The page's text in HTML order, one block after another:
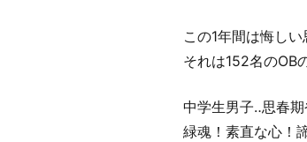
この1年間は悔し
それは152名のOB
中学生男子‥思春
緑魂！素直な心！